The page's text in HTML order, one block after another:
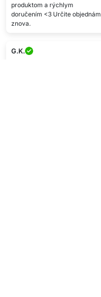
produktom a rýchlym
doručením <3 Určite objednám
znova.
G.K.